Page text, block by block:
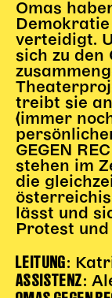
Omas
verteidigt.
sich zu den
treibt sie
(immer
GEGEN
stehen im
die
lässt und
Protest
LEITUNG:
ASSISTENZ: